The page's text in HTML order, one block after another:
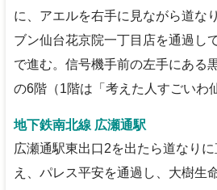
に、アエルを右手に見ながら道な
ブン仙台花京院一丁目店を通過し
で進む。信号機手前の左手にある
の6階（1階は「考えた人すごいわ
地下鉄南北線 広瀬通駅
広瀬通駅東出口2を出たら道なり
え、パレス平安を通過し、大樹生